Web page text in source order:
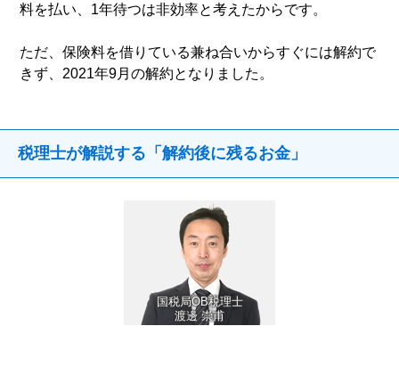
料を払い、1年待つは非効率と考えたからです。
ただ、保険料を借りている兼ね合いからすぐには解約で
きず、2021年9月の解約となりました。
税理士が解説する「解約後に残るお金」
国税局OB税理士
渡邊 崇甫